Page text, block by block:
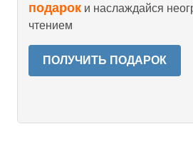
подарок и наслаждайся
чтением
ПОЛУЧИТЬ ПОДАРОК